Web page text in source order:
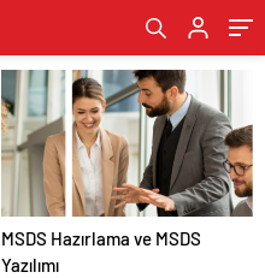
MSDS Hazırlama ve MSDS
Yazılımı